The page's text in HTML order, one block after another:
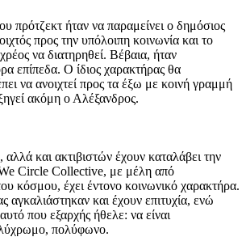
πρότζεκτ ήταν να παραμείνει ο δημόσιος
προς την υπόλοιπη κοινωνία και το
να διατηρηθεί. Βέβαια, ήταν
επίπεδα. Ο ίδιος χαρακτήρας θα
να ανοιχτεί προς τα έξω με κοινή γραμμή
ακόμη ο Αλέξανδρος.
και ακτιβιστών έχουν καταλάβει την
Circle Collective, με μέλη από
κόσμου, έχει έντονο κοινωνικό χαρακτήρα.
αγκαλιάστηκαν και έχουν επιτυχία, ενώ
που εξαρχής ήθελε: να είναι
πολύφωνο.